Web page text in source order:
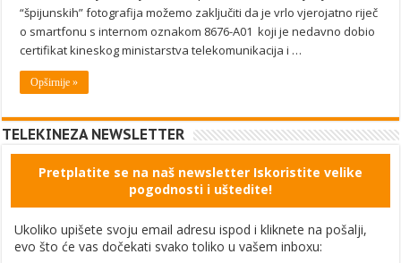
“špijunskih” fotografija možemo zaključiti da je vrlo vjerojatno riječ
o smartfonu s internom oznakom 8676-A01 koji je nedavno dobio
certifikat kineskog ministarstva telekomunikacija i …
Opširnije »
TELEKINEZA NEWSLETTER
Pretplatite se na naš newsletter Iskoristite velike
pogodnosti i uštedite!
Ukoliko upišete svoju email adresu ispod i kliknete na pošalji,
evo što će vas dočekati svako toliko u vašem inboxu: